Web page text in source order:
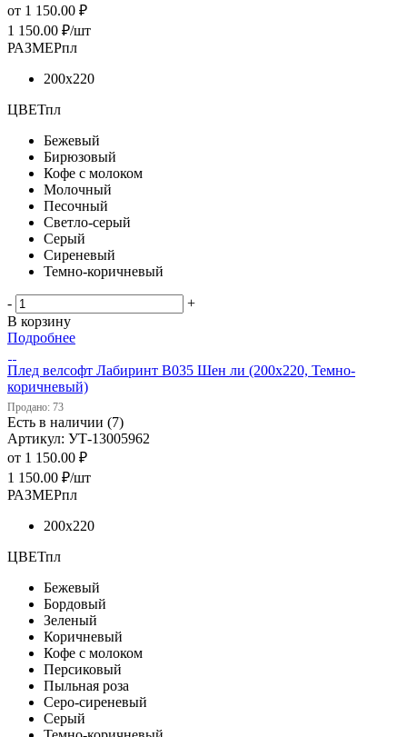
от 1 150.00 ₽
1 150.00 ₽/шт
РАЗМЕРпл
200х220
ЦВЕТпл
Бежевый
Бирюзовый
Кофе с молоком
Молочный
Песочный
Светло-серый
Серый
Сиреневый
Темно-коричневый
-
+
В корзину
Подробнее
Плед велсофт Лабиринт В035 Шен ли (200х220, Темно-
коричневый)
Продано: 73
Есть в наличии (7)
Артикул: УТ-13005962
от 1 150.00 ₽
1 150.00 ₽/шт
РАЗМЕРпл
200х220
ЦВЕТпл
Бежевый
Бордовый
Зеленый
Коричневый
Кофе с молоком
Персиковый
Пыльная роза
Серо-сиреневый
Серый